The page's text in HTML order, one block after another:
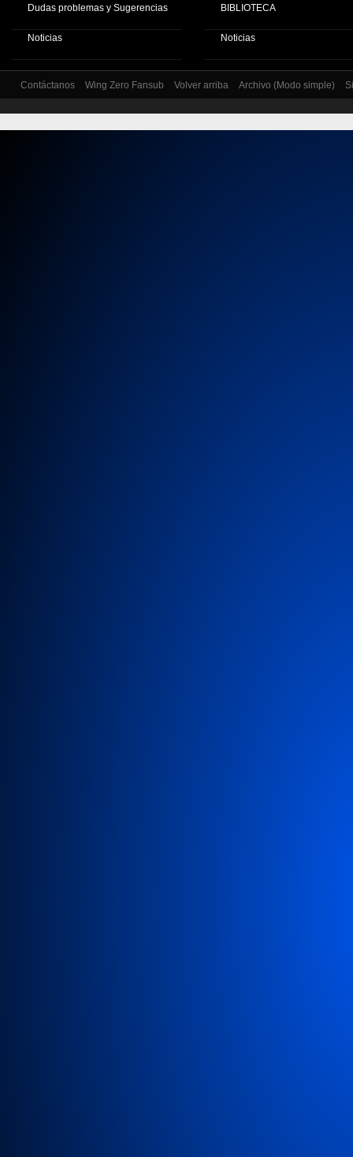
Dudas problemas y Sugerencias
Noticias
BIBLIOTECA
Noticias
Contáctanos Wing Zero Fansub Volver arriba Archivo (Modo simple)